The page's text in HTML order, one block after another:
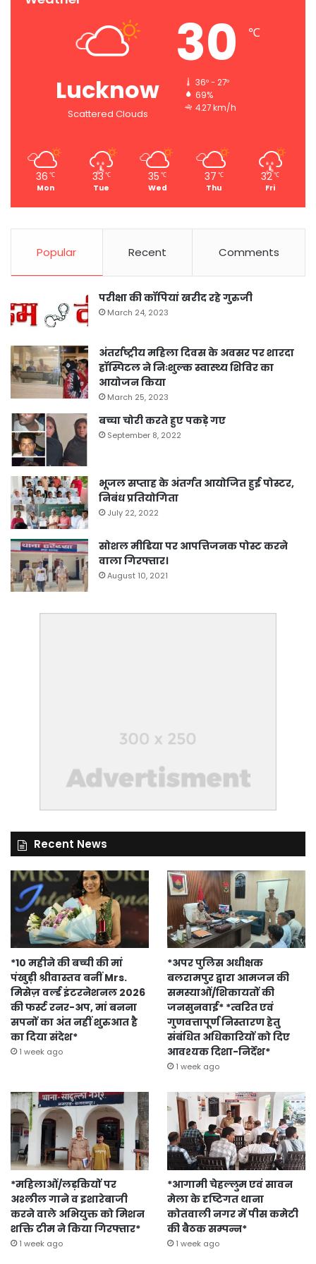
Lucknow
Scattered Clouds
30 ℃
36º - 27º
69%
4.27 km/h
36 ℃
Mon
33 ℃
Tue
35 ℃
Wed
37 ℃
Thu
32℃
Fri
Popular Recent Comments
परीक्षा की कॉपियां खरीद रहे गुरुजी
March 24, 2023
अंतर्राष्ट्रीय महिला दिवस के अवसर पर शारदा
हॉस्पिटल ने निःशुल्क स्वास्थ्य शिविर का
आयोजन किया
March 25, 2023
बच्चा चोरी करते हुए पकड़े गए
September 8, 2022
भूजल सप्ताह के अंतर्गत आयोजित हुई पोस्टर,
निबंध प्रतियोगिता
July 22, 2022
सोशल मीडिया पर आपत्तिजनक पोस्ट करने
वाला गिरफ्तार।
August 10, 2021
Recent News
*10 महीने की बच्ची की मां
पंखुड़ी श्रीवास्तव बनीं Mrs.
मिसेज़ वर्ल्ड इंटरनेशनल 2026
की फर्स्ट रनर-अप, मां बनना
सपनों का अंत नहीं शुरुआत है
का दिया संदेश*
1 week ago
*अपर पुलिस अधीक्षक
बलरामपुर द्वारा आमजन की
समस्याओं/शिकायतों की
जनसुनवाई* *त्वरित एवं
गुणवत्तापूर्ण निस्तारण हेतु
संबंधित अधिकारियों को दिए
आवश्यक दिशा-निर्देश*
1 week ago
*महिलाओं/लड़कियों पर
अश्लील गाने व इशारेबाजी
करने वाले अभियुक्त को मिशन
शक्ति टीम ने किया गिरफ्तार*
1 week ago
*आगामी चेहल्लुम एवं सावन
मेला के दृष्टिगत थाना
कोतवाली नगर में पीस कमेटी
की बैठक सम्पन्न*
1 week ago